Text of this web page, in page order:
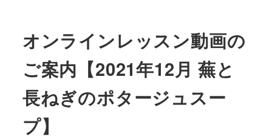
オンラインレッスン動画の
ご案内【2021年12月 蕪と
長ねぎのポタージュスー
プ】